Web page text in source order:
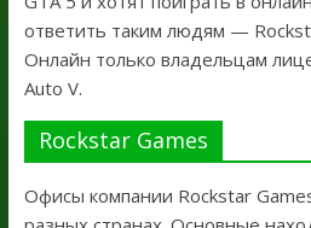
ответить таким людям —
Онлайн только владельцам
Auto V.
Rockstar Games
Офисы компании Rockstar